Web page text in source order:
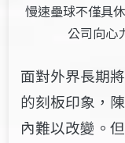
慢速壘球不僅具
公司向心
面對外界長期
的刻板印象，
內難以改變。